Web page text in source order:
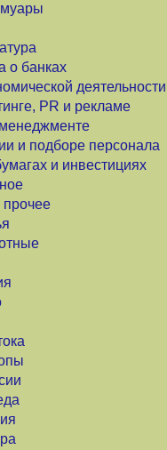
о банках
деятельности
PR и рекламе
и подборе персонала
и инвестициях
прочее